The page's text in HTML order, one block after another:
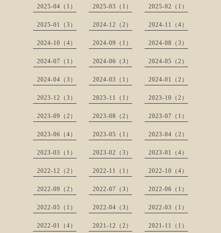
2025-04（1） 2025-03（1） 2025-02（1）
2025-01（3） 2024-12（2） 2024-11（4）
2024-10（4） 2024-09（1） 2024-08（3）
2024-07（1） 2024-06（3） 2024-05（2）
2024-04（3） 2024-03（1） 2024-01（2）
2023-12（3） 2023-11（1） 2023-10（2）
2023-09（2） 2023-08（2） 2023-07（1）
2023-06（4） 2023-05（1） 2023-04（2）
2023-03（1） 2023-02（3） 2023-01（4）
2022-12（2） 2022-11（1） 2022-10（4）
2022-09（2） 2022-07（3） 2022-06（1）
2022-05（1） 2022-04（3） 2022-03（1）
2022-01（4） 2021-12（2） 2021-11（1）